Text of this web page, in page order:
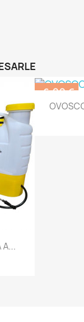
A...
-6,00 €